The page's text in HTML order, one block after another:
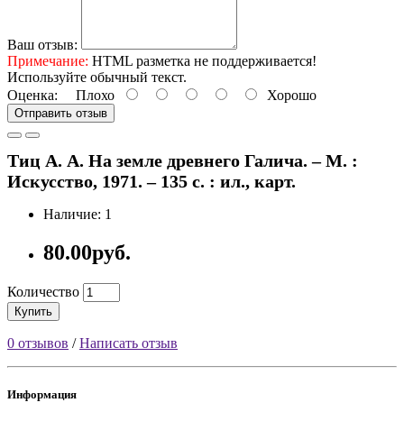
Ваш отзыв:
Примечание: HTML разметка не поддерживается!
Используйте обычный текст.
Оценка: Плохо Хорошо
Отправить отзыв
Тиц А. А. На земле древнего Галича. – М. :
Искусство, 1971. – 135 с. : ил., карт.
Наличие: 1
80.00руб.
Количество
Купить
0 отзывов /Написать отзыв
Информация